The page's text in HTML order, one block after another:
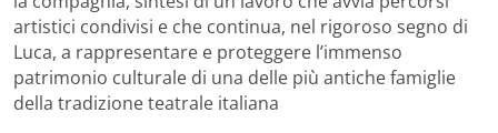
artistici condivisi e che continua, nel rigoroso segno di
Luca, a rappresentare e proteggere l’immenso
patrimonio culturale di una delle più antiche famiglie
della tradizione teatrale italiana